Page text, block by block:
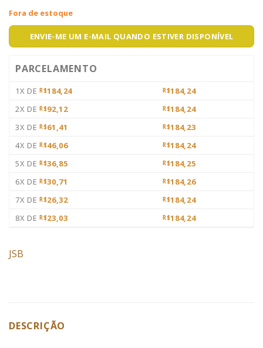
Fora de estoque
ENVIE-ME UM E-MAIL QUANDO ESTIVER DISPONÍVEL
PARCELAMENTO
1X DE R$184,24 R$184,24
2X DE R$92,12 R$184,24
3X DE R$61,41 R$184,23
4X DE R$46,06 R$184,24
5X DE R$36,85 R$184,25
6X DE R$30,71 R$184,26
7X DE R$26,32 R$184,24
8X DE R$23,03 R$184,24
JSB
DESCRIÇÃO